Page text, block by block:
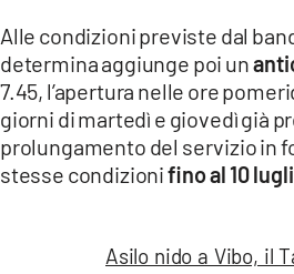
Alle condizioni previste dal
determina aggiunge poi un
7.45, l’apertura nelle ore
giorni di martedì e giovedì già
prolungamento del servizio in
stesse condizionifino al 10
Asilo nido a Vibo, il